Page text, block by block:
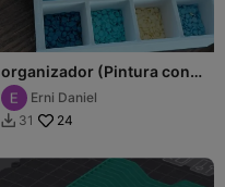
organizador (Pintura con
Diamantes)
Erni Daniel
 31 24